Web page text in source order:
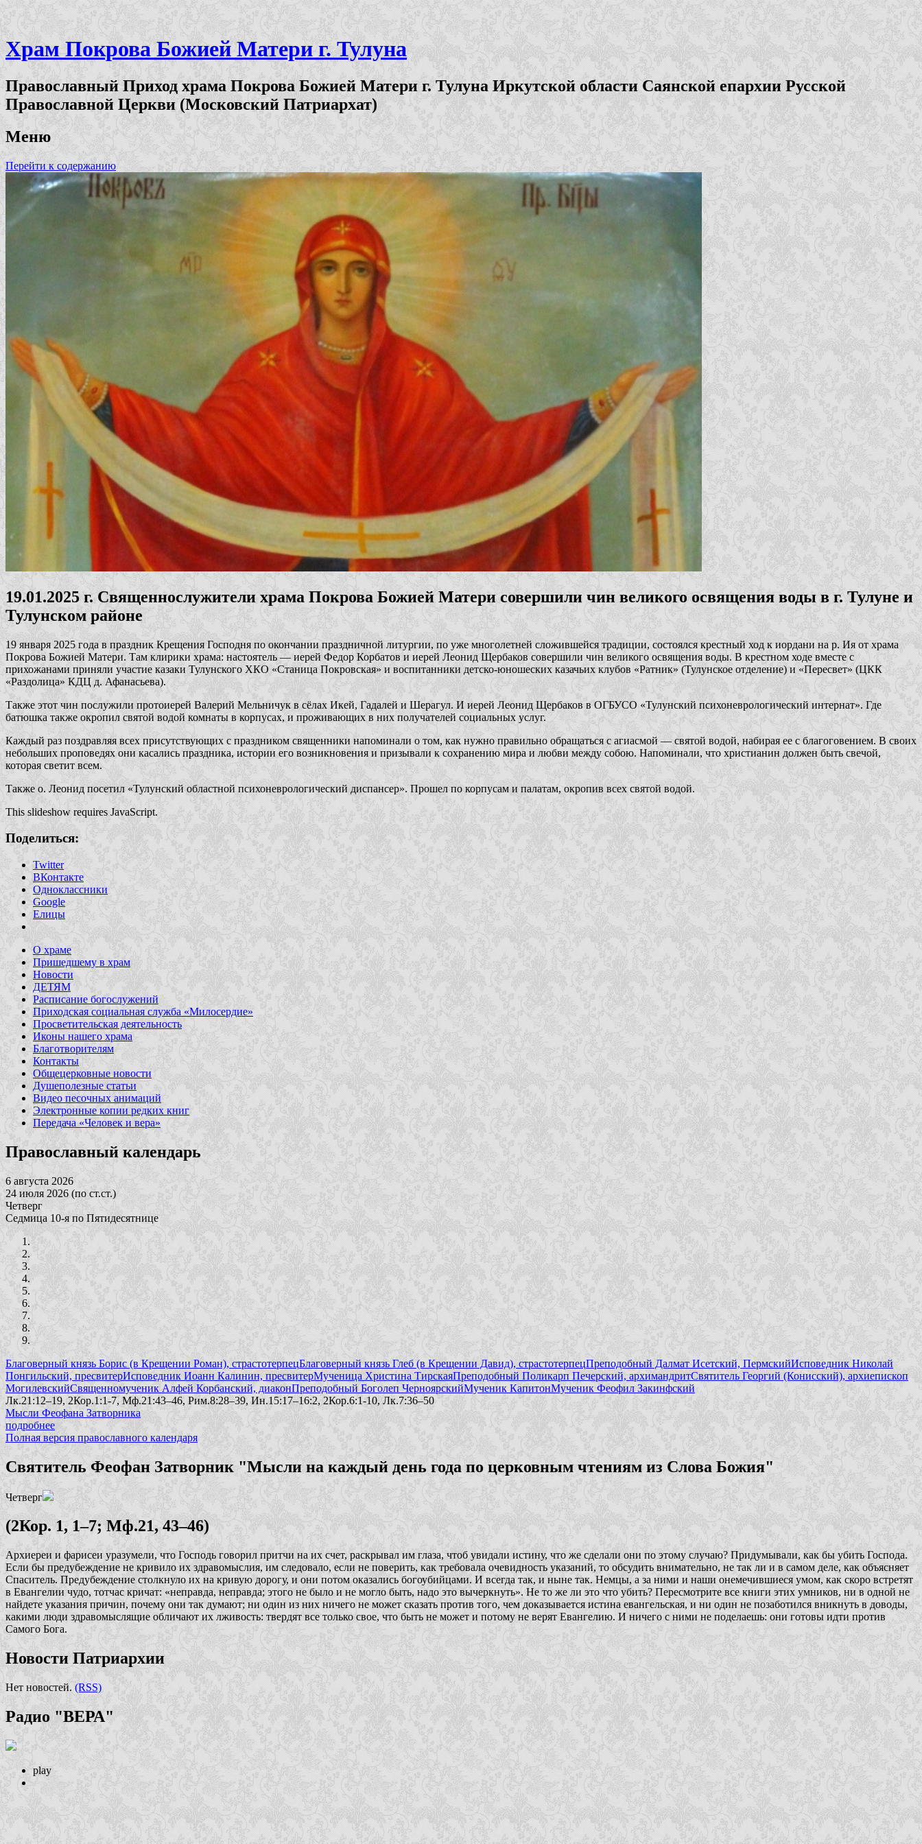
Храм Покрова Божией Матери г. Тулуна
Православный Приход храма Покрова Божией Матери г. Тулуна Иркутской области Саянской епархии Русской
Православной Церкви (Московский Патриархат)
Меню
Перейти к содержанию
19.01.2025 г. Священнослужители храма Покрова Божией Матери совершили чин великого освящения воды в г. Тулуне и
Тулунском районе
19 января 2025 года в праздник Крещения Господня по окончании праздничной литургии, по уже многолетней сложившейся традиции, состоялся крестный ход к иордани на р. Ия от храма
Покрова Божией Матери. Там клирики храма: настоятель — иерей Федор Корбатов и иерей Леонид Щербаков совершили чин великого освящения воды. В крестном ходе вместе с
прихожанами приняли участие казаки Тулунского ХКО «Станица Покровская» и воспитанники детско-юношеских казачьих клубов «Ратник» (Тулунское отделение) и «Пересвет» (ЦКК
«Раздолица» КДЦ д. Афанасьева).
Также этот чин послужили протоиерей Валерий Мельничук в сёлах Икей, Гадалей и Шерагул. И иерей Леонид Щербаков в ОГБУСО «Тулунский психоневрологический интернат». Где
батюшка также окропил святой водой комнаты в корпусах, и проживающих в них получателей социальных услуг.
Каждый раз поздравляя всех присутствующих с праздником священники напоминали о том, как нужно правильно обращаться с агиасмой — святой водой, набирая ее с благоговением. В своих
небольших проповедях они касались праздника, истории его возникновения и призывали к сохранению мира и любви между собою. Напоминали, что христианин должен быть свечой,
которая светит всем.
Также о. Леонид посетил «Тулунский областной психоневрологический диспансер». Прошел по корпусам и палатам, окропив всех святой водой.
This slideshow requires JavaScript.
Поделиться:
Twitter
ВКонтакте
Одноклассники
Google
Елицы
О храме
Пришедшему в храм
Новости
ДЕТЯМ
Расписание богослужений
Приходская социальная служба «Милосердие»
Просветительская деятельность
Иконы нашего храма
Благотворителям
Контакты
Общецерковные новости
Душеполезные статьи
Видео песочных анимаций
Электронные копии редких книг
Передача «Человек и вера»
Православный календарь
6 августа 2026
24 июля 2026 (по ст.ст.)
Четверг
Седмица 10-я по Пятидесятнице
Благоверный князь Борис (в Крещении Роман), страстотерпецБлаговерный князь Глеб (в Крещении Давид), страстотерпецПреподобный Далмат Исетский, ПермскийИсповедник Николай
Понгильский, пресвитерИсповедник Иоанн Калинин, пресвитерМученица Христина ТирскаяПреподобный Поликарп Печерский, архимандритСвятитель Георгий (Конисский), архиепископ
МогилевскийСвященномученик Алфей Корбанский, диаконПреподобный Боголеп ЧерноярскийМученик КапитонМученик Феофил Закинфский
Лк.21:12–19, 2Кор.1:1-7, Мф.21:43–46, Рим.8:28–39, Ин.15:17–16:2, 2Кор.6:1-10, Лк.7:36–50
Мысли Феофана Затворника
подробнее
Полная версия православного календаря
Святитель Феофан Затворник "Мысли на каждый день года по церковным чтениям из Слова Божия"
Четверг
(2Кор. 1, 1–7; Мф.21, 43–46)
Архиереи и фарисеи уразумели, что Господь говорил притчи на их счет, раскрывал им глаза, чтоб увидали истину, что же сделали они по этому случаю? Придумывали, как бы убить Господа.
Если бы предубеждение не кривило их здравомыслия, им следовало, если не поверить, как требовала очевидность указаний, то обсудить внимательно, не так ли и в самом деле, как объясняет
Спаситель. Предубеждение столкнуло их на кривую дорогу, и они потом оказались богоубийцами. И всегда так, и ныне так. Немцы, а за ними и наши онемечившиеся умом, как скоро встретят
в Евангелии чудо, тотчас кричат: «неправда, неправда; этого не было и не могло быть, надо это вычеркнуть». Не то же ли это что убить? Пересмотрите все книги этих умников, ни в одной не
найдете указания причин, почему они так думают; ни один из них ничего не может сказать против того, чем доказывается истина евангельская, и ни один не позаботился вникнуть в доводы,
какими люди здравомыслящие обличают их лживость: твердят все только свое, что быть не может и потому не верят Евангелию. И ничего с ними не поделаешь: они готовы идти против
Самого Бога.
Новости Патриархии
Нет новостей.(RSS)
Радио "ВЕРА"
play